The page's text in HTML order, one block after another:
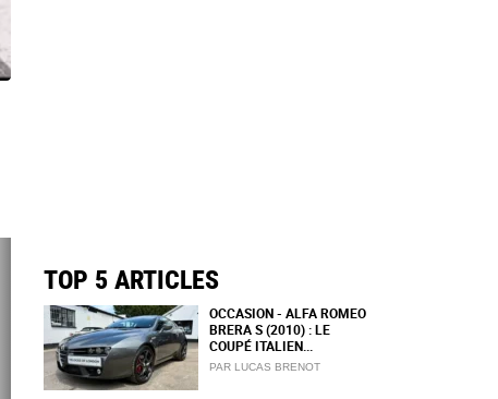
TOP 5 ARTICLES
OCCASION - ALFA ROMEO
BRERA S (2010) : LE
COUPÉ ITALIEN...
PAR LUCAS BRENOT